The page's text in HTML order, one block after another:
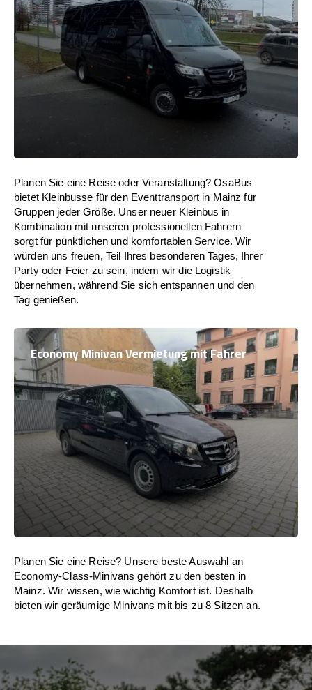
Planen Sie eine Reise oder Veranstaltung? OsaBus
bietet Kleinbusse für den Eventtransport in Mainz für
Gruppen jeder Größe. Unser neuer Kleinbus in
Kombination mit unseren professionellen Fahrern
sorgt für pünktlichen und komfortablen Service. Wir
würden uns freuen, Teil Ihres besonderen Tages, Ihrer
Party oder Feier zu sein, indem wir die Logistik
übernehmen, während Sie sich entspannen und den
Tag genießen.
Economy Minivan Vermietung mit Fahrer
Planen Sie eine Reise? Unsere beste Auswahl an
Economy-Class-Minivans gehört zu den besten in
Mainz. Wir wissen, wie wichtig Komfort ist. Deshalb
bieten wir geräumige Minivans mit bis zu 8 Sitzen an.